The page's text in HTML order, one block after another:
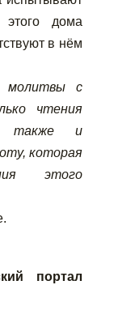
этого дома
в нём
молитвы с
чтения
также и
которая
этого
портал